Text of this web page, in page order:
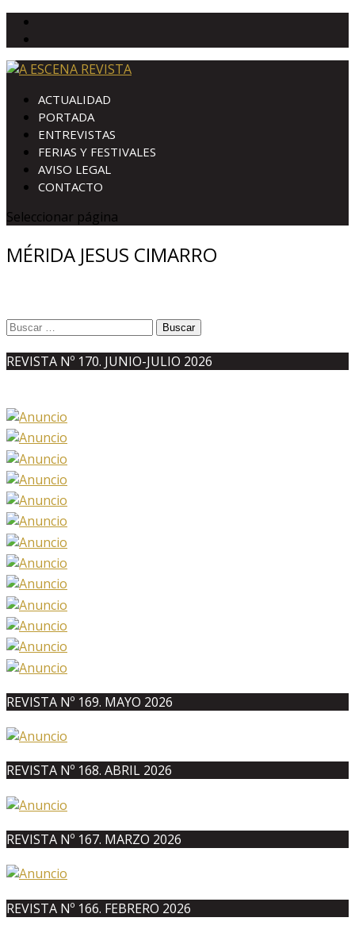
ACTUALIDAD
PORTADA
ENTREVISTAS
FERIAS Y FESTIVALES
AVISO LEGAL
CONTACTO
Seleccionar página
MÉRIDA JESUS CIMARRO
Buscar:
REVISTA Nº 170. JUNIO-JULIO 2026
REVISTA Nº 169. MAYO 2026
REVISTA Nº 168. ABRIL 2026
REVISTA Nº 167. MARZO 2026
REVISTA Nº 166. FEBRERO 2026